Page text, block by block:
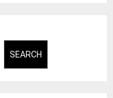
SEARCH